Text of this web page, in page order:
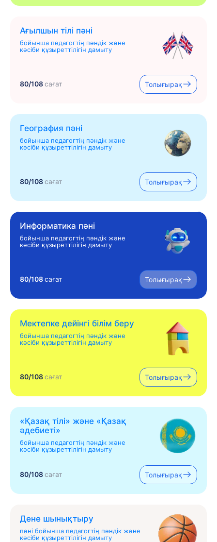
Ағылшын тілі пәні
бойынша педагогтің пәндік және
кәсіби құзыреттілігін дамыту
80/108сағат Толығырақ
География пәні
бойынша педагогтің пәндік және
кәсіби құзыреттілігін дамыту
80/108сағат Толығырақ
Информатика пәні
бойынша педагогтің пәндік және
кәсіби құзыреттілігін дамыту
80/108сағат Толығырақ
Мектепке дейінгі білім беру
бойынша педагогтің пәндік және
кәсіби құзыреттілігін дамыту
80/108сағат Толығырақ
«Қазақ тілі» жəне «Қазақ
əдебиеті»
бойынша педагогтің пәндік және
кәсіби құзыреттілігін дамыту
80/108сағат Толығырақ
Дене шынықтыру
пәні бойынша педагогтің пәндік және
кәсіби құзыреттілігін дамыту